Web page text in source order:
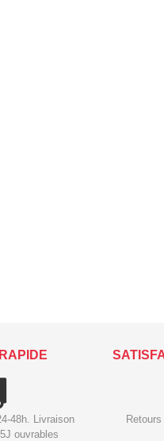
48h. Livraison
ouvrables